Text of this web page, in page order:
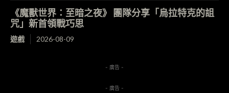
《魔獸世界：至暗之夜》 團隊分享「烏拉特克的詛
咒」新首領戰巧思
遊戲 2026-08-09
- 廣告 -
- 廣告 -